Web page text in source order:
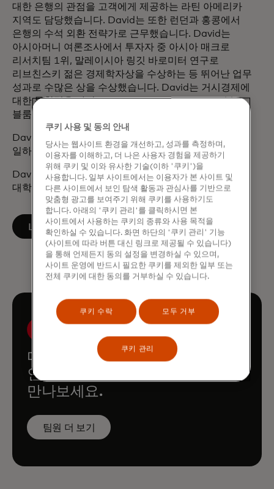
대한 은행의 관점을 고객에게 제공하는 라틴 아메리카
지역도 담당했습니다. David는 또한 런던과 홍콩에서
은행의 수석 외환 전략가로 근무했습니다. David는
아시아머니 여론조사에서 투자자 중 아시아 매크로
리서치팀 1위, 말레이시아 링깃 바로미터 연구로
리브친스키 젊은 경제학자상을 수상하는 등 뛰어난 업무
성과로 수많은 상을 수상했습니다. David는 거시경제에
대한 통찰력을 바탕으로 CNN, CNBC, BBC World,
블룸버그에 정기적으로 출연하고 있습니다.
David는 영국, 홍콩, 뉴욕, 그리고 현재 싱가포르에서
일하고 생활하고 있는 글로벌 시민입니다.
David는 워릭 대학교에서 경제학 학사 학위를, 런던
대학교에서 재무학 석사 학위를 받았습니다.
LinkedIn에서 팔로우하기
새 탭에서 열림
마스터카드 이코노믹스
인스티튜트의 다른 팀원들을
만나보세요.
팀원 더 보기
쿠키 사용 및 동의 안내
당사는 웹사이트 환경을 개선하고, 성과를 측정하며,
이용자를 이해하고, 더 나은 사용자 경험을 제공하기
위해 쿠키 및 이와 유사한 기술(이하 '쿠키')을
사용합니다. 일부 사이트에서는 이용자가 본 사이트 및
다른 사이트에서 보인 탐색 활동과 관심사를 기반으로
맞춤형 광고를 보여주기 위해 쿠키를 사용하기도
합니다. 아래의 '쿠키 관리'를 클릭하시면 본
사이트에서 사용하는 쿠키의 종류와 사용 목적을
확인하실 수 있습니다. 화면 하단의 '쿠키 관리' 기능
(사이트에 따라 버튼 대신 링크로 제공될 수 있습니다)
을 통해 언제든지 동의 설정을 변경하실 수 있으며,
사이트 운영에 반드시 필요한 쿠키를 제외한 일부 또는
전체 쿠키에 대한 동의를 거부하실 수 있습니다.
쿠키 수락 모두 거부
쿠키 관리